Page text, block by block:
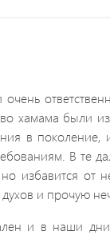
хамама были
в
В те
избавится от
и прочую
и в наши